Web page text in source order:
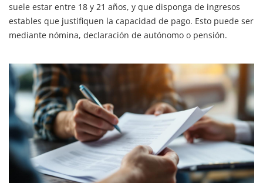
suele estar entre 18 y 21 años, y que disponga de ingresos
estables que justifiquen la capacidad de pago. Esto puede ser
mediante nómina, declaración de autónomo o pensión.